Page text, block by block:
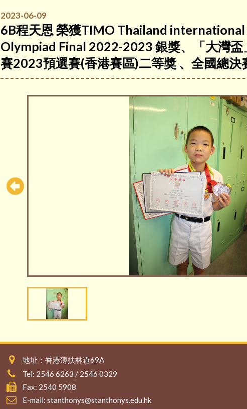
2023-06-09
6B程天恩 榮獲TIMO Thailand
Olympiad Final 2022-2023 銀獎、「大灣
賽2023預選賽(香港賽區)二等獎 、全國總決
地址：香港薄扶林道69A
Tel: 2546 6263 / 2546 0329
Fax: 2540 5908
E-mail: stanthonys@stanthonys.edu.hk